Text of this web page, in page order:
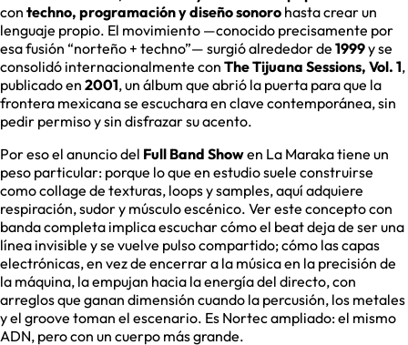
con techno, programación y diseño sonoro hasta crear un
lenguaje propio. El movimiento —conocido precisamente por
esa fusión “norteño + techno”— surgió alrededor de 1999y se
consolidó internacionalmente con The Tijuana Sessions, Vol. 1,
publicado en 2001, un álbum que abrió la puerta para que la
frontera mexicana se escuchara en clave contemporánea, sin
pedir permiso y sin disfrazar su acento.
Por eso el anuncio del Full Band Showen La Maraka tiene un
peso particular: porque lo que en estudio suele construirse
como collage de texturas, loops y samples, aquí adquiere
respiración, sudor y músculo escénico. Ver este concepto con
banda completa implica escuchar cómo el beat deja de ser una
línea invisible y se vuelve pulso compartido; cómo las capas
electrónicas, en vez de encerrar a la música en la precisión de
la máquina, la empujan hacia la energía del directo, con
arreglos que ganan dimensión cuando la percusión, los metales
y el groove toman el escenario. Es Nortec ampliado: el mismo
ADN, pero con un cuerpo más grande.